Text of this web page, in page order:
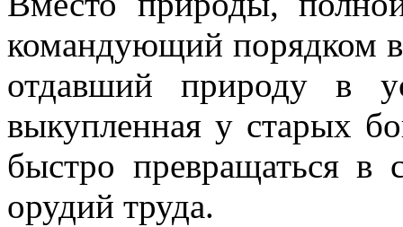
командующий порядком
отдавший природу в
выкупленная у старых
быстро превращаться в
орудий труда.